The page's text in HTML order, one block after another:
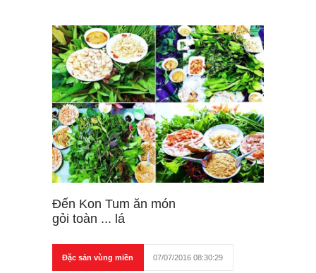
Đến Kon Tum ăn món
gỏi toàn ... lá
Đặc sản vùng miền 07/07/2016 08:30:29